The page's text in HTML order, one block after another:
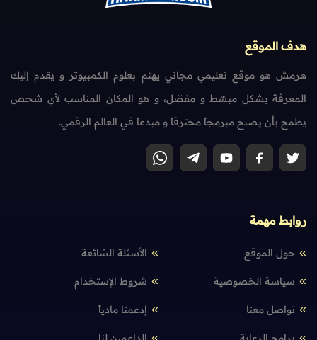
هدف الموقع
هرمش هو موقع تعليمي مجاني يهتم بعلوم الكمبيوتر و يقدم إليك
المعرفة بشكل مبسّط و مفصّل، و هو المكان المناسب لأي شخص
يطمح بأن يصبح مبرمجاً محترفاً و مبدعاً في العالم الرقمي.
روابط مهمة
حول الموقع الأسئلة الشائعة
سياسة الخصوصية شروط الإستخدام
تواصل معنا إدعمنا مادياً